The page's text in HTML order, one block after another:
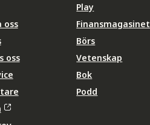
oss
oss
Play
Finansmagasinet
Börs
Vetenskap
Bok
Podd